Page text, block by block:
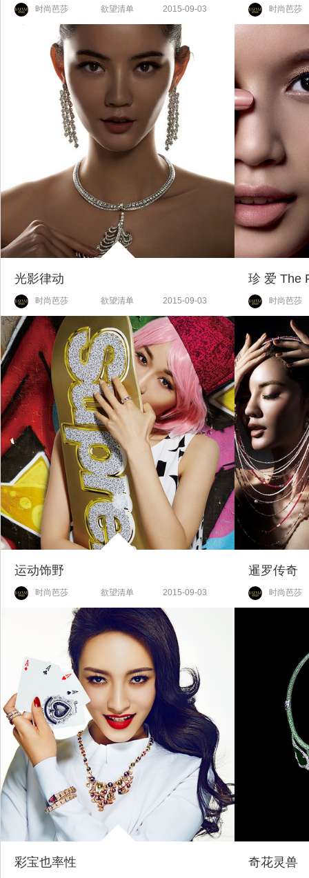
时尚芭莎 欲望清单 2015-09-03 时尚芭莎
光影律动
时尚芭莎 欲望清单 2015-09-03
珍 爱 The
时尚芭莎
运动饰野
时尚芭莎 欲望清单 2015-09-03
暹罗传奇
时尚芭莎
彩宝也率性 奇花灵兽